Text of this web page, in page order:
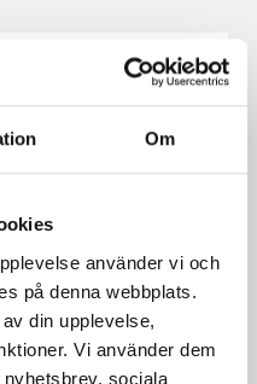
Om
använder vi och
på denna webbplats.
din upplevelse,
Vi använder dem
sociala
Klädseltvätt SEG 10
Våt- och torrdammsugare